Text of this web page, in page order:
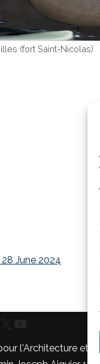
(fort Saint-Nicolas)
June 2024
l'Architecture et